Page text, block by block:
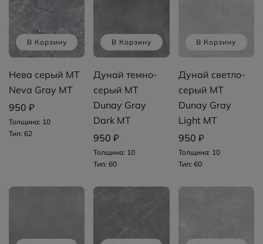
В Корзину
Нева серый MT
Neva Gray MT
950 ₽
Толщина: 10
Тип: 62
В Корзину
Дунай темно-
серый MT
Dunay Gray
Dark MT
950 ₽
Толщина: 10
Тип: 60
В Корзину
Дунай светло-
серый MT
Dunay Gray
Light MT
950 ₽
Толщина: 10
Тип: 60